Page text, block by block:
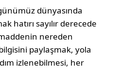
dünyasında
hatırı sayılır derecede
nereden
paylaşmak, yola
izlenebilmesi, her